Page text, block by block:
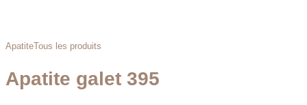
ApatiteTous les produits
Apatite galet 395